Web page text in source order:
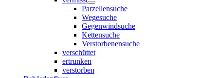
Parzellensuche
Wegesuche
Gegenwindsuche
Kettensuche
Verstorbenensuche
verschüttet
ertrunken
verstorben